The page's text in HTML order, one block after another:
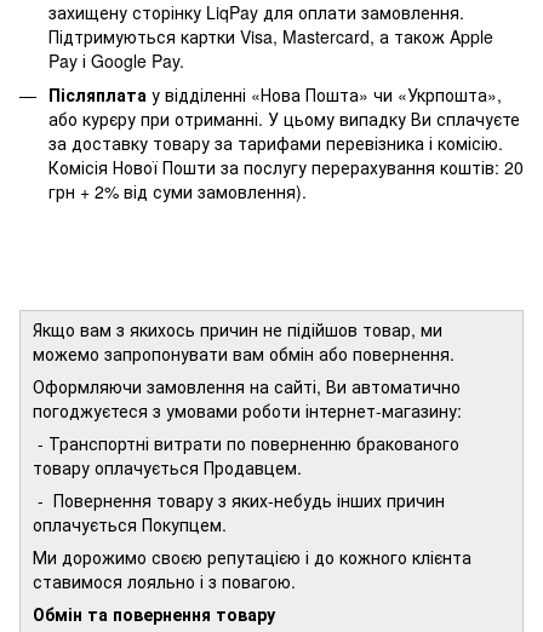
захищену сторінку LiqPay для оплати замовлення.
Підтримуються картки Visa, Mastercard, а також Apple
Pay і Google Pay.
Післяплата у відділенні «Нова Пошта» чи «Укрпошта»,
або курєру при отриманні. У цьому випадку Ви сплачуєте
за доставку товару за тарифами перевізника і комісію.
Комісія Нової Пошти за послугу перерахування коштів: 20
грн + 2% від суми замовлення).
Якщо вам з якихось причин не підійшов товар, ми
можемо запропонувати вам обмін або повернення.
Оформляючи замовлення на сайті, Ви автоматично
погоджуєтеся з умовами роботи інтернет-магазину:
- Транспортні витрати по поверненню бракованого
товару оплачується Продавцем.
- Повернення товару з яких-небудь інших причин
оплачується Покупцем.
Ми дорожимо своєю репутацією і до кожного клієнта
ставимося лояльно і з повагою.
Обмін та повернення товару